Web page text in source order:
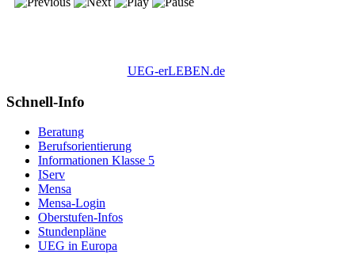
UEG-erLEBEN.de
Schnell-Info
Beratung
Berufsorientierung
Informationen Klasse 5
IServ
Mensa
Mensa-Login
Oberstufen-Infos
Stundenpläne
UEG in Europa